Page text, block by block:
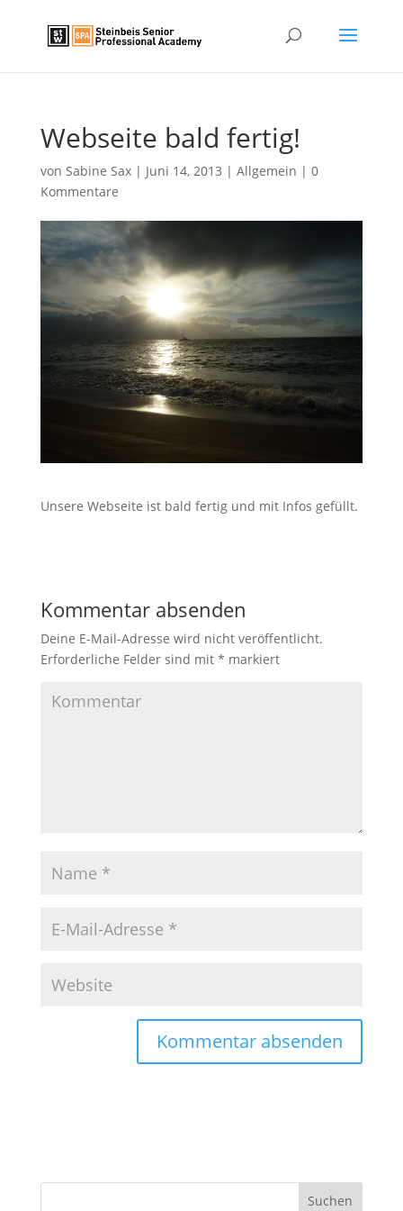
Webseite bald fertig!
von Sabine Sax| Juni 14, 2013 | Allgemein | 0
Kommentare
Unsere Webseite ist bald fertig und mit Infos gefüllt.
Kommentar absenden
Deine E-Mail-Adresse wird nicht veröffentlicht.
Erforderliche Felder sind mit * markiert